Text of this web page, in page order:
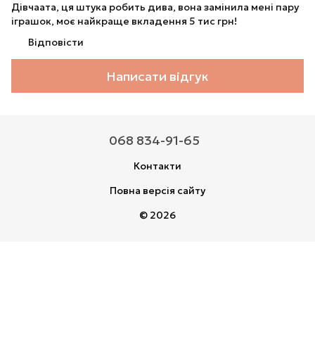
Дівчаата, ця штука робить дива, вона замінила мені пару
іграшок, моє найкраще вкладення 5 тис грн!
Відповісти
Написати відгук
068 834-91-65
Контакти
Повна версія сайту
© 2026